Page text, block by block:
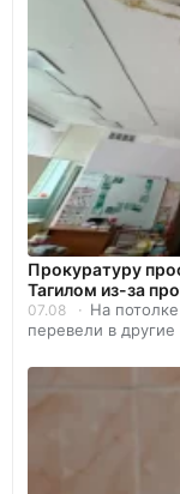
Прокуратуру
Тагилом из-за
07.08
На
перевели в другие